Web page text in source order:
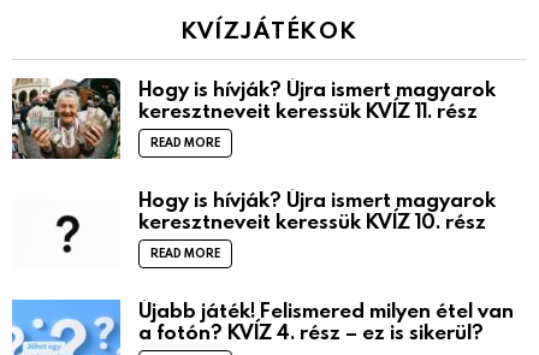
KVÍZJÁTÉKOK
Hogy is hívják? Újra ismert magyarok
keresztneveit keressük KVÍZ 11. rész
READ MORE
Hogy is hívják? Újra ismert magyarok
keresztneveit keressük KVÍZ 10. rész
READ MORE
Újabb játék! Felismered milyen étel van
a fotón? KVÍZ 4. rész – ez is sikerül?